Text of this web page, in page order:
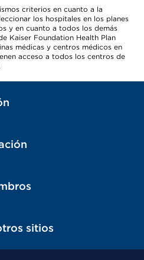
criterios en cuanto a la
los hospitales en los planes
y en cuanto a todos los demás
Kaiser Foundation Health Plan
médicas y centros médicos en
acceso a todos los centros de
sitios